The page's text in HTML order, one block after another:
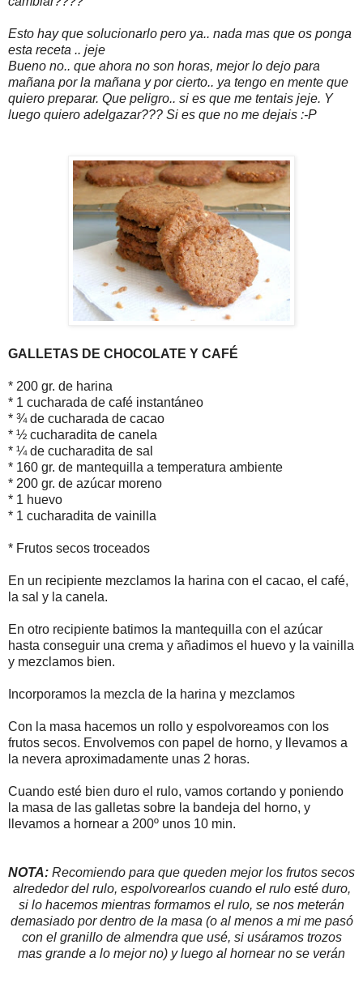
Esto hay que solucionarlo pero ya.. nada mas que os ponga
esta receta .. jeje
Bueno no.. que ahora no son horas, mejor lo dejo para
mañana por la mañana y por cierto.. ya tengo en mente que
quiero preparar. Que peligro.. si es que me tentais jeje. Y
luego quiero adelgazar??? Si es que no me dejais :-P
GALLETAS DE CHOCOLATE Y CAFÉ
* 200 gr. de harina
* 1 cucharada de café instantáneo
* ¾ de cucharada de cacao
* ½ cucharadita de canela
* ¼ de cucharadita de sal
* 160 gr. de mantequilla a temperatura ambiente
* 200 gr. de azúcar moreno
* 1 huevo
* 1 cucharadita de vainilla
* Frutos secos troceados
En un recipiente mezclamos la harina con el cacao, el café,
la sal y la canela.
En otro recipiente batimos la mantequilla con el azúcar
hasta conseguir una crema y añadimos el huevo y la vainilla
y mezclamos bien.
Incorporamos la mezcla de la harina y mezclamos
Con la masa hacemos un rollo y espolvoreamos con los
frutos secos. Envolvemos con papel de horno, y llevamos a
la nevera aproximadamente unas 2 horas.
Cuando esté bien duro el rulo, vamos cortando y poniendo
la masa de las galletas sobre la bandeja del horno, y
llevamos a hornear a 200º unos 10 min.
NOTA: Recomiendo para que queden mejor los frutos secos
alrededor del rulo, espolvorearlos cuando el rulo esté duro,
si lo hacemos mientras formamos el rulo, se nos meterán
demasiado por dentro de la masa (o al menos a mi me pasó
con el granillo de almendra que usé, si usáramos trozos
mas grande a lo mejor no) y luego al hornear no se verán